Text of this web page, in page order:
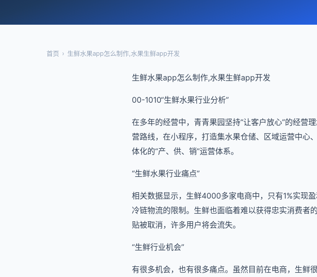
首页 › 生鲜水果app怎么制作,水果生鲜app开发
生鲜水果app怎么制作,水果生鲜app开发
00-1010“生鲜水果行业分析”
在多年的经营中，青青果园坚持“让客户放心”的经营
营路线，在小程序，打造集水果仓储、区域运营中心
体化的“产、供、销”运营体系。
“生鲜水果行业痛点”
相关数据显示，生鲜4000多家电商中，只有1%实现
冷链物流的限制。生鲜也面临着难以获得忠实消费者
贴被取消，许多用户将会流失。
“生鲜行业机会”
有很多机会，也有很多痛点。虽然目前在电商，生鲜